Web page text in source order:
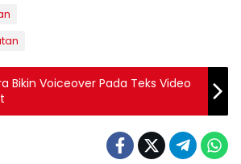
Bikin Voiceover Pada Teks Video